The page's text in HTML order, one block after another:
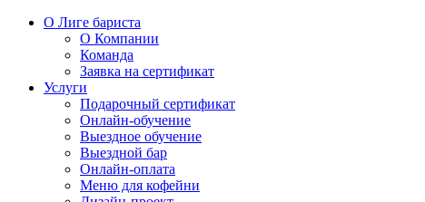
О Лиге бариста
О Компании
Команда
Заявка на сертификат
Услуги
Подарочный сертификат
Онлайн-обучение
Выездное обучение
Выездной бар
Онлайн-оплата
Меню для кофейни